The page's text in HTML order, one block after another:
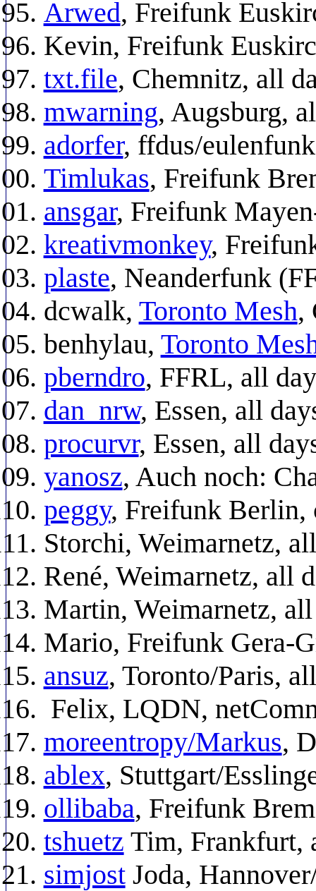
Arwed, Freifunk
Kevin, Freifunk
txt.file, Chemnitz, all
mwarning, Augsburg,
adorfer, ffdus/
Timlukas, Freifunk
ansgar, Freifunk
kreativmonkey,
plaste, Neanderfunk
dcwalk, Toronto Mesh,
benhylau, Toronto
pberndro, FFRL, all
dan_nrw, Essen, all
procurvr, Essen, all
yanosz, Auch noch:
peggy, Freifunk Berlin,
Storchi, Weimarnetz,
René, Weimarnetz, all
Martin, Weimarnetz,
Mario, Freifunk Gera-
ansuz, Toronto/Paris,
Felix, LQDN,
moreentropy/Markus,
ablex, Stuttgart/
ollibaba, Freifunk
tshuetz Tim, Frankfurt,
simjostJoda,